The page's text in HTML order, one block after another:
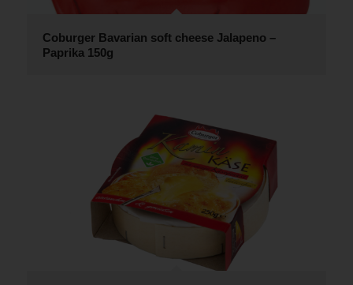
Coburger Bavarian soft cheese Jalapeno –
Paprika 150g